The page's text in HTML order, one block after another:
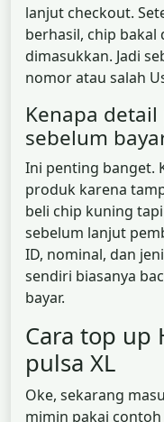
lanjut checkout.
berhasil, chip
dimasukkan. Jadi
nomor atau salah
Kenapa
sebelum
Ini penting banget.
produk karena
beli chip kuning
sebelum lanjut
ID, nominal, dan
sendiri biasanya
bayar.
Cara top up
pulsa XL
Oke, sekarang
mimin pakai